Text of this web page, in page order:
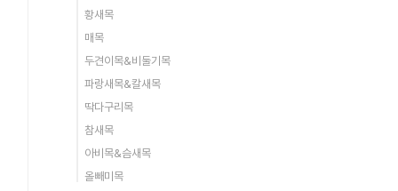
황새목
매목
두견이목&비둘기목
파랑새목&칼새목
딱다구리목
참새목
아비목&슴새목
올빼미목